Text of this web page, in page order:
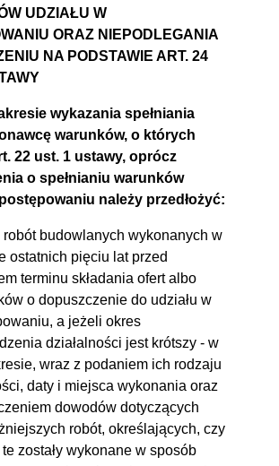
UDZIAŁU W
ORAZ NIEPODLEGANIA
NA PODSTAWIE ART. 24
wykazania spełniania
warunków, o których
22 ust. 1 ustawy, oprócz
o spełnianiu warunków
należy przedłożyć:
robót budowlanych wykonanych w
ostatnich pięciu lat przed
terminu składania ofert albo
o dopuszczenie do udziału w
a jeżeli okres
działalności jest krótszy - w
wraz z podaniem ich rodzaju
daty i miejsca wykonania oraz
dowodów dotyczących
robót, określających, czy
zostały wykonane w sposób